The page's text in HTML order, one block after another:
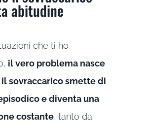
abitudine
che ti ho
il vero problema nasce
sovraccarico smette di
e diventa una
costante, tanto da